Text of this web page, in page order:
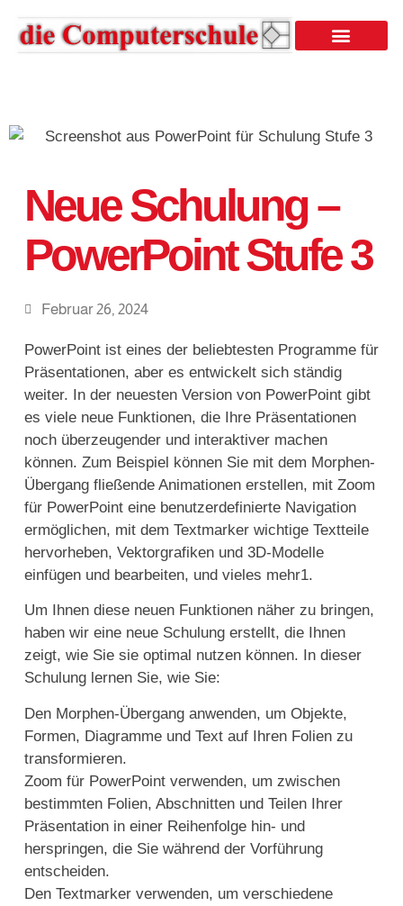
Neue Schulung –
PowerPoint Stufe 3
Februar 26, 2024
PowerPoint ist eines der beliebtesten Programme für
Präsentationen, aber es entwickelt sich ständig
weiter. In der neuesten Version von PowerPoint gibt
es viele neue Funktionen, die Ihre Präsentationen
noch überzeugender und interaktiver machen
können. Zum Beispiel können Sie mit dem Morphen-
Übergang fließende Animationen erstellen, mit Zoom
für PowerPoint eine benutzerdefinierte Navigation
ermöglichen, mit dem Textmarker wichtige Textteile
hervorheben, Vektorgrafiken und 3D-Modelle
einfügen und bearbeiten, und vieles mehr1.
Um Ihnen diese neuen Funktionen näher zu bringen,
haben wir eine neue Schulung erstellt, die Ihnen
zeigt, wie Sie sie optimal nutzen können. In dieser
Schulung lernen Sie, wie Sie:
Den Morphen-Übergang anwenden, um Objekte,
Formen, Diagramme und Text auf Ihren Folien zu
transformieren.
Zoom für PowerPoint verwenden, um zwischen
bestimmten Folien, Abschnitten und Teilen Ihrer
Präsentation in einer Reihenfolge hin- und
herspringen, die Sie während der Vorführung
entscheiden.
Den Textmarker verwenden, um verschiedene